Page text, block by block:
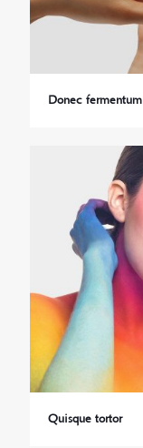
Donec fermentum
Quisque tortor